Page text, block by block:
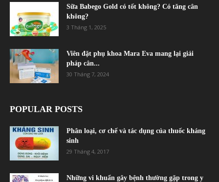
Sữa Babego Gold có tốt không? Có tăng cân
không?
3 Tháng 1, 2025
Viên đặt phụ khoa Mara Eva mang lại giải
pháp cân...
30 Tháng 7, 2024
POPULAR POSTS
Phân loại, cơ chế và tác dụng của thuốc kháng
sinh
29 Tháng 4, 2017
Những vi khuẩn gây bệnh thường gặp trong y